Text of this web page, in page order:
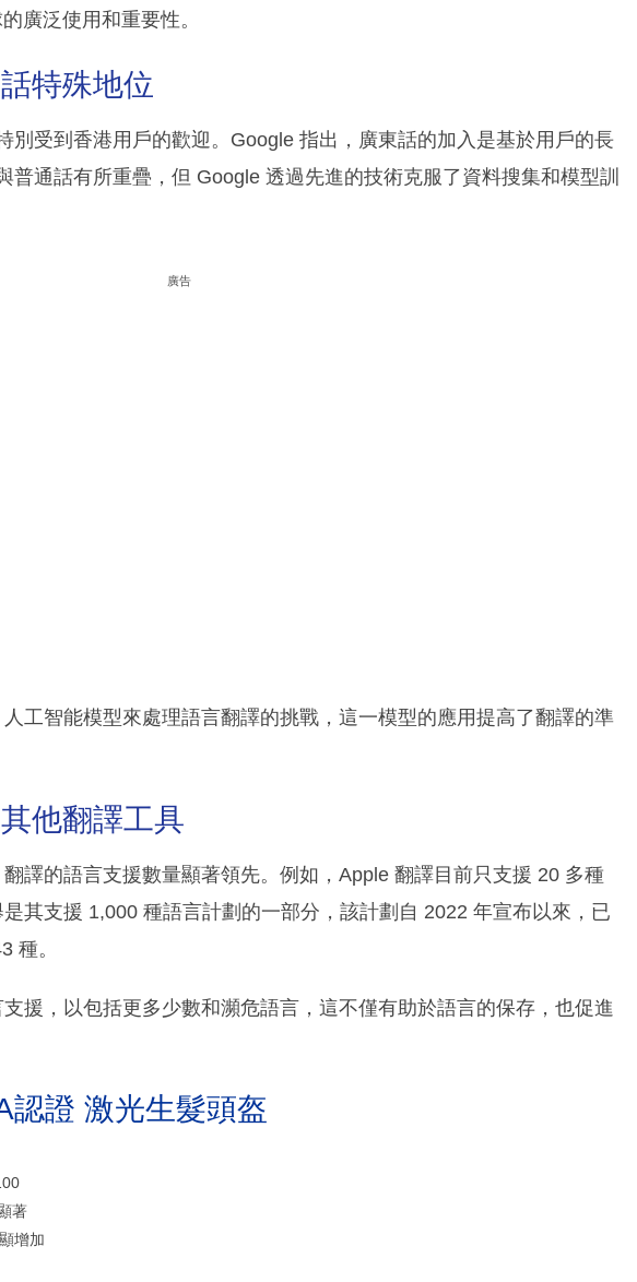
廣泛使用和重要性。
特殊地位
別受到香港用戶的歡迎。Google 指出，廣東話的加入是基於用戶的長
普通話有所重疊，但 Google 透過先進的技術克服了資料搜集和模型訓
廣告
工智能模型來處理語言翻譯的挑戰，這一模型的應用提高了翻譯的準
他翻譯工具
譯的語言支援數量顯著領先。例如，Apple 翻譯目前只支援 20 多種
其支援 1,000 種語言計劃的一部分，該計劃自 2022 年宣布以來，已
種。
援，以包括更多少數和瀕危語言，這不僅有助於語言的保存，也促進
認證 激光生髮頭盔
著
增加